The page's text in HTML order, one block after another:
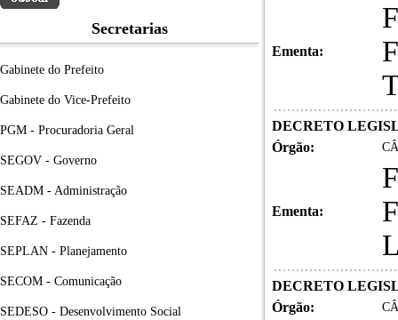
Secretarias
Gabinete do Prefeito
Gabinete do Vice-Prefeito
PGM - Procuradoria Geral
SEGOV - Governo
SEADM - Administração
SEFAZ - Fazenda
SEPLAN - Planejamento
SECOM - Comunicação
SEDESO - Desenvolvimento Social
Ementa:
DECRETO
Órgão:
Ementa:
DECRETO
Órgão: